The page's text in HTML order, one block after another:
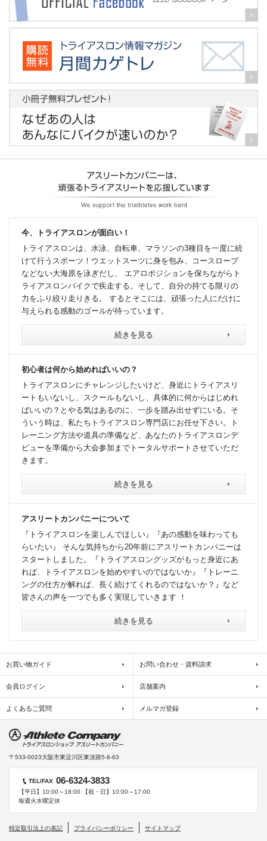
今、トライアスロンが面白い！
トライアスロンは、水泳、自転車、マラソンの3種目を一度に続
けて行うスポーツ！ウエットスーツに身を包み、コースロープ
などない大海原を泳ぎだし、 エアロポジションを保ちながらト
ライアスロンバイクで疾走する。そして、自分の持てる限りの
力をふり絞り走りきる。 するとそこには、頑張った人にだけに
与えられる感動のゴールが待っています。
続きを見る
初心者は何から始めればいいの？
トライアスロンにチャレンジしたいけど、身近にトライアスリ
ートもいないし、スクールもないし、具体的に何からはじめれ
ばいいの？とやる気はあるのに、一歩を踏み出せずにいる。そ
ういう時は、私たちトライアスロン専門店にお任せ下さい。ト
レーニング方法や道具の準備など、あなたのトライアスロンデ
ビューを準備から大会参加までトータルサポートさせていただ
きます。
続きを見る
アスリートカンパニーについて
『トライアスロンを楽しんでほしい』『あの感動を味わっても
らいたい』 そんな気持ちから20年前にアスリートカンパニーは
スタートしました。『トライアスロングッズがもっと身近にあ
れば、トライアスロンを始めやすいのではないか』『トレーニ
ングの仕方が解れば、長く続けてくれるのではないか？』など
皆さんの声を一つでも多く実現していきます ！
続きを見る
お買い物ガイド お問い合わせ・資料請求
会員ログイン 店舗案内
よくあるご質問 メルマガ登録
〒533-0023大阪市東淀川区東淡路5-8-63
TEL/FAX 06-6324-3833
【平日】10:00～18:00 【祝・日】10:00～17:00
毎週火水曜定休
特定取引法上の表記 プライバシーポリシー サイトマップ